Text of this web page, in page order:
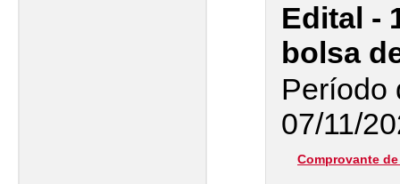
Edital -
bolsa
Período
07/11/
Comprovante